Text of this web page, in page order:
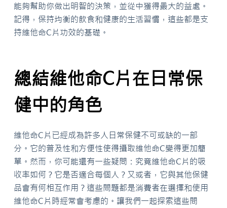
能夠幫助你做出明智的決策，並從中獲得最大的益處。
記得，保持均衡的飲食和健康的生活習慣，這些都是支
持維他命C片功效的基礎。
總結維他命C片在日常保
健中的角色
維他命C片已經成為許多人日常保健不可或缺的一部
分。它的普及性和方便性使得攝取維他命C變得更加簡
單。然而，你可能還有一些疑問：究竟維他命C片的吸
收率如何？它是否適合每個人？又或者，它與其他保健
品會有何相互作用？這些問題都是消費者在選擇和使用
維他命C片時經常會考慮的。讓我們一起探索這些問